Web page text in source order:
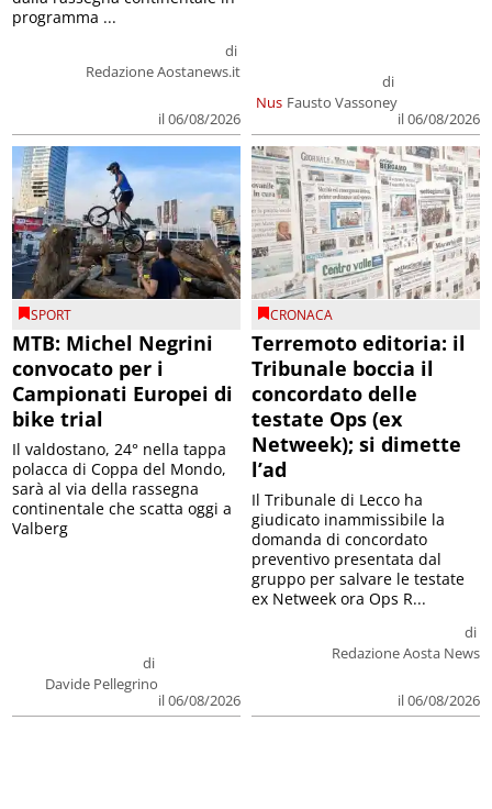
di
Redazione Aostanews.it
il 06/08/2026
programma ...
Nus
di
Fausto Vassoney
il 06/08/2026
SPORT
MTB: Michel Negrini
convocato per i
Campionati Europei di
bike trial
di
Davide Pellegrino
il 06/08/2026
Il valdostano, 24° nella tappa
polacca di Coppa del Mondo,
sarà al via della rassegna
continentale che scatta oggi a
Valberg
CRONACA
Terremoto editoria: il
Tribunale boccia il
concordato delle
testate Ops (ex
Netweek); si dimette
l’ad
di
Redazione Aosta News
il 06/08/2026
Il Tribunale di Lecco ha
giudicato inammissibile la
domanda di concordato
preventivo presentata dal
gruppo per salvare le testate
ex Netweek ora Ops R...